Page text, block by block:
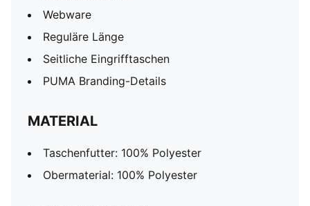
Webware
Reguläre Länge
Seitliche Eingrifftaschen
PUMA Branding-Details
MATERIAL
Taschenfutter: 100% Polyester
Obermaterial: 100% Polyester